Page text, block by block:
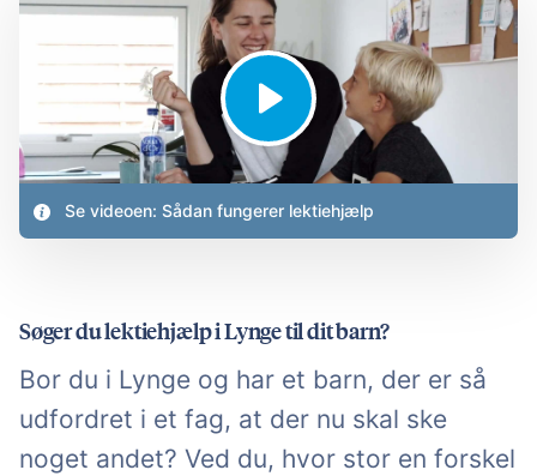
Se videoen: Sådan fungerer lektiehjælp
Søger du lektiehjælp i Lynge til dit barn?
Bor du i Lynge og har et barn, der er så
udfordret i et fag, at der nu skal ske
noget andet? Ved du, hvor stor en forskel